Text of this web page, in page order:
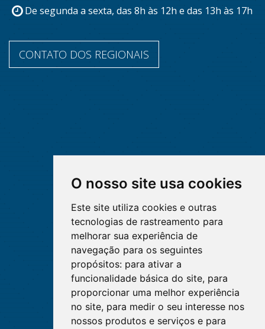
O nosso site usa cookies
Este site utiliza cookies e outras
tecnologias de rastreamento para
melhorar sua experiência de
navegação para os seguintes
propósitos: para ativar a
funcionalidade básica do site, para
proporcionar uma melhor experiência
no site, para medir o seu interesse nos
nossos produtos e serviços e para
De segunda a sexta, das 8h às 12h e das 13h às 17h
CONTATO DOS REGIONAIS